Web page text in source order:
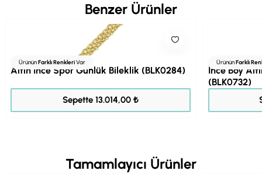
Benzer Ürünler
ÜrününFarklı RenkleriVar
Altın İnce Spor Günlük Bileklik (BLK0284)
Sepette 13.014,00 ₺
ÜrününFarklı
İnce Boy
(BLK0732)
Tamamlayıcı Ürünler